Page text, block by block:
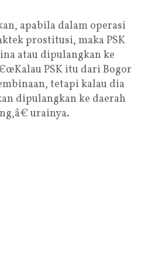
apabila dalam operasi
prostitusi, maka PSK
atau dipulangkan ke
PSK itu dari Bogor
tetapi kalau dia
dipulangkan ke daerah
urainya.